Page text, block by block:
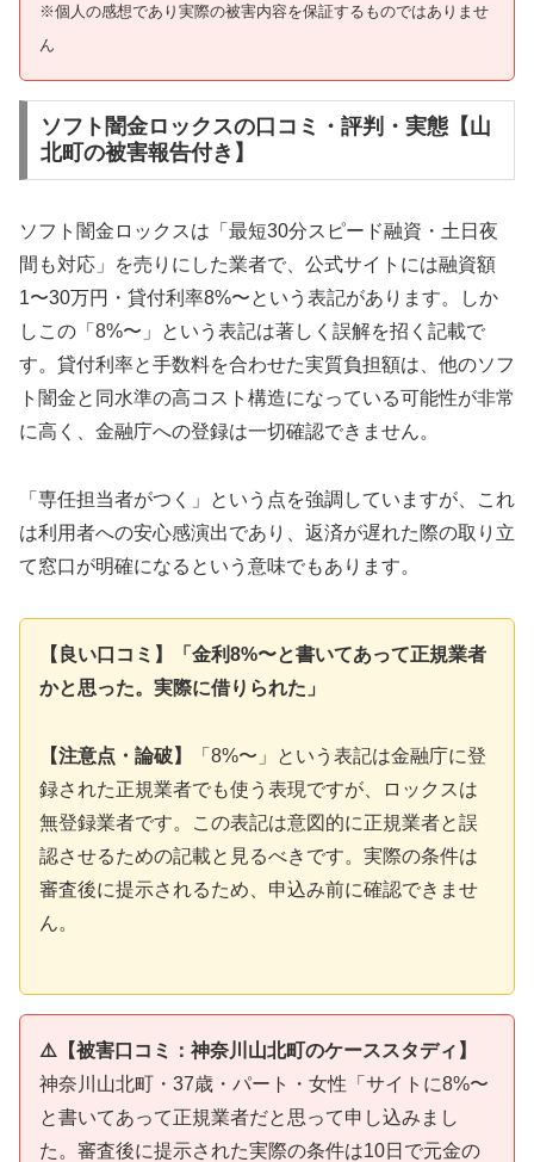
※個人の感想であり実際の被害内容を保証するものではありませ
ん
ソフト闇金ロックスの口コミ・評判・実態【山
北町の被害報告付き】
ソフト闇金ロックスは「最短30分スピード融資・土日夜
間も対応」を売りにした業者で、公式サイトには融資額
1〜30万円・貸付利率8%〜という表記があります。しか
しこの「8%〜」という表記は著しく誤解を招く記載で
す。貸付利率と手数料を合わせた実質負担額は、他のソフ
ト闇金と同水準の高コスト構造になっている可能性が非常
に高く、金融庁への登録は一切確認できません。
「専任担当者がつく」という点を強調していますが、これ
は利用者への安心感演出であり、返済が遅れた際の取り立
て窓口が明確になるという意味でもあります。
【良い口コミ】「金利8%〜と書いてあって正規業者
かと思った。実際に借りられた」
【注意点・論破】
「8%〜」という表記は金融庁に登
録された正規業者でも使う表現ですが、ロックスは
無登録業者です。この表記は意図的に正規業者と誤
認させるための記載と見るべきです。実際の条件は
審査後に提示されるため、申込み前に確認できませ
ん。
⚠️【被害口コミ：神奈川山北町のケーススタディ】
神奈川山北町・37歳・パート・女性「サイトに8%〜
と書いてあって正規業者だと思って申し込みまし
た。審査後に提示された実際の条件は10日で元金の